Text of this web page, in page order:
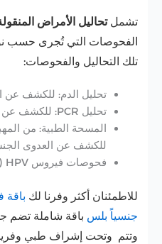
تشملتحاليل الأمراض
الفحوصات التي تُجرى حسب
تلك التحاليل والفحوصات:
تحليل الدم: للكشف عن
تحليل PCR: للكشف عن الكلاميديا والسيلان
المسحة الطبية: من
للكشف عن العدوى
فحوصات فيروس HPV (خاصة عند النساء)
للاطمئنان أكثر وفرنا لك باقة
جنسياً بلس باقة شاملة تضم
وتتم وتحت إشراف طبي